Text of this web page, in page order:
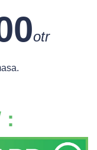
otr
: